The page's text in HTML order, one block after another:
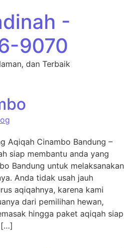
-
9070
dan Terbaik
Aqiqah Cinambo Bandung –
siap membantu anda yang
Bandung untuk melaksanakan
Anda tidak usah jauh
aqiqahnya, karena kami
dari pemilihan hewan,
hingga paket aqiqah siap
[…]